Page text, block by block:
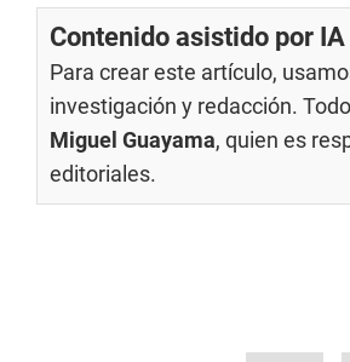
Contenido asistido por
Para crear este artículo,
investigación y redacción.
Miguel Guayama, quien es
editoriales.